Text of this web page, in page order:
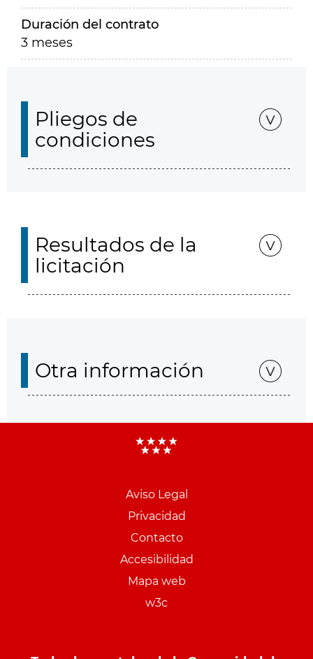
Duración del contrato
3 meses
Pliegos de
condiciones
Resultados de la
licitación
Otra información
Aviso Legal
Privacidad
Contacto
Accesibilidad
Mapa web
w3c